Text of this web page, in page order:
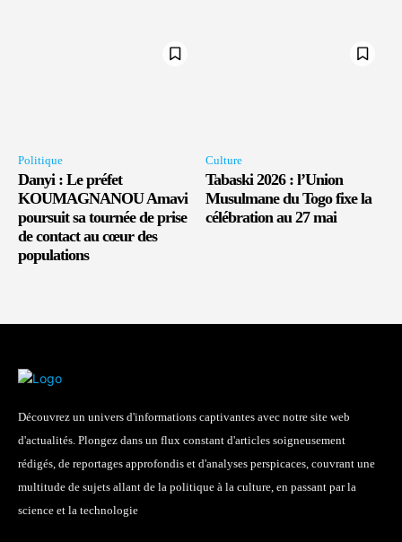
Politique
Danyi : Le préfet
KOUMAGNANOU Amavi
poursuit sa tournée de prise
de contact au cœur des
populations
Culture
Tabaski 2026 : l’Union
Musulmane du Togo fixe la
célébration au 27 mai
Découvrez un univers d'informations captivantes avec notre site web
d'actualités. Plongez dans un flux constant d'articles soigneusement
rédigés, de reportages approfondis et d'analyses perspicaces, couvrant une
multitude de sujets allant de la politique à la culture, en passant par la
science et la technologie